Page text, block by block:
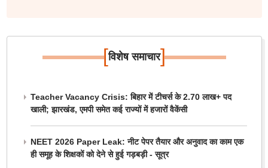
[विशेष समाचार]
Teacher Vacancy Crisis: बिहार में टीचर्स के 2.70 लाख+ पद
खाली; झारखंड, एमपी समेत कई राज्यों में हजारों वैकेंसी
NEET 2026 Paper Leak: नीट पेपर तैयार और अनुवाद का काम एक
ही समूह के शिक्षकों को देने से हुई गड़बड़ी - सूत्र